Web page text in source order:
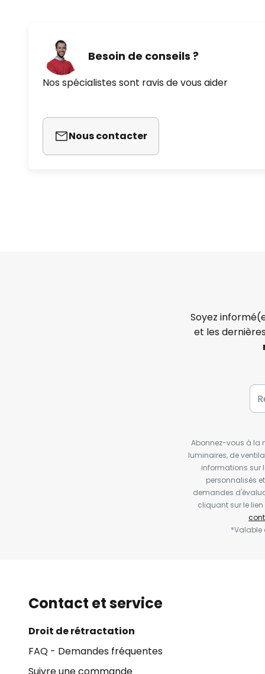
Besoin de conseils ?
Nos spécialistes sont ravis de vous aider
Nous contacter
Soyez
et les
Abonnez-vous à la
luminaires, de
informations sur
personnalisés
demandes
cliquant sur le
*Valable
Contact et service
Droit de rétractation
FAQ - Demandes fréquentes